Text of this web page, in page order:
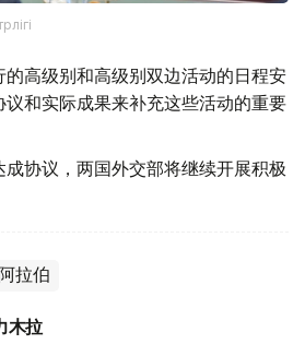
高级别和高级别双边活动的日程安
和实际成果来补充这些活动的重要
协议，两国外交部将继续开展积极
阿拉伯
木拉